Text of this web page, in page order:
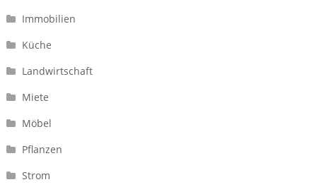
Immobilien
Küche
Landwirtschaft
Miete
Möbel
Pflanzen
Strom